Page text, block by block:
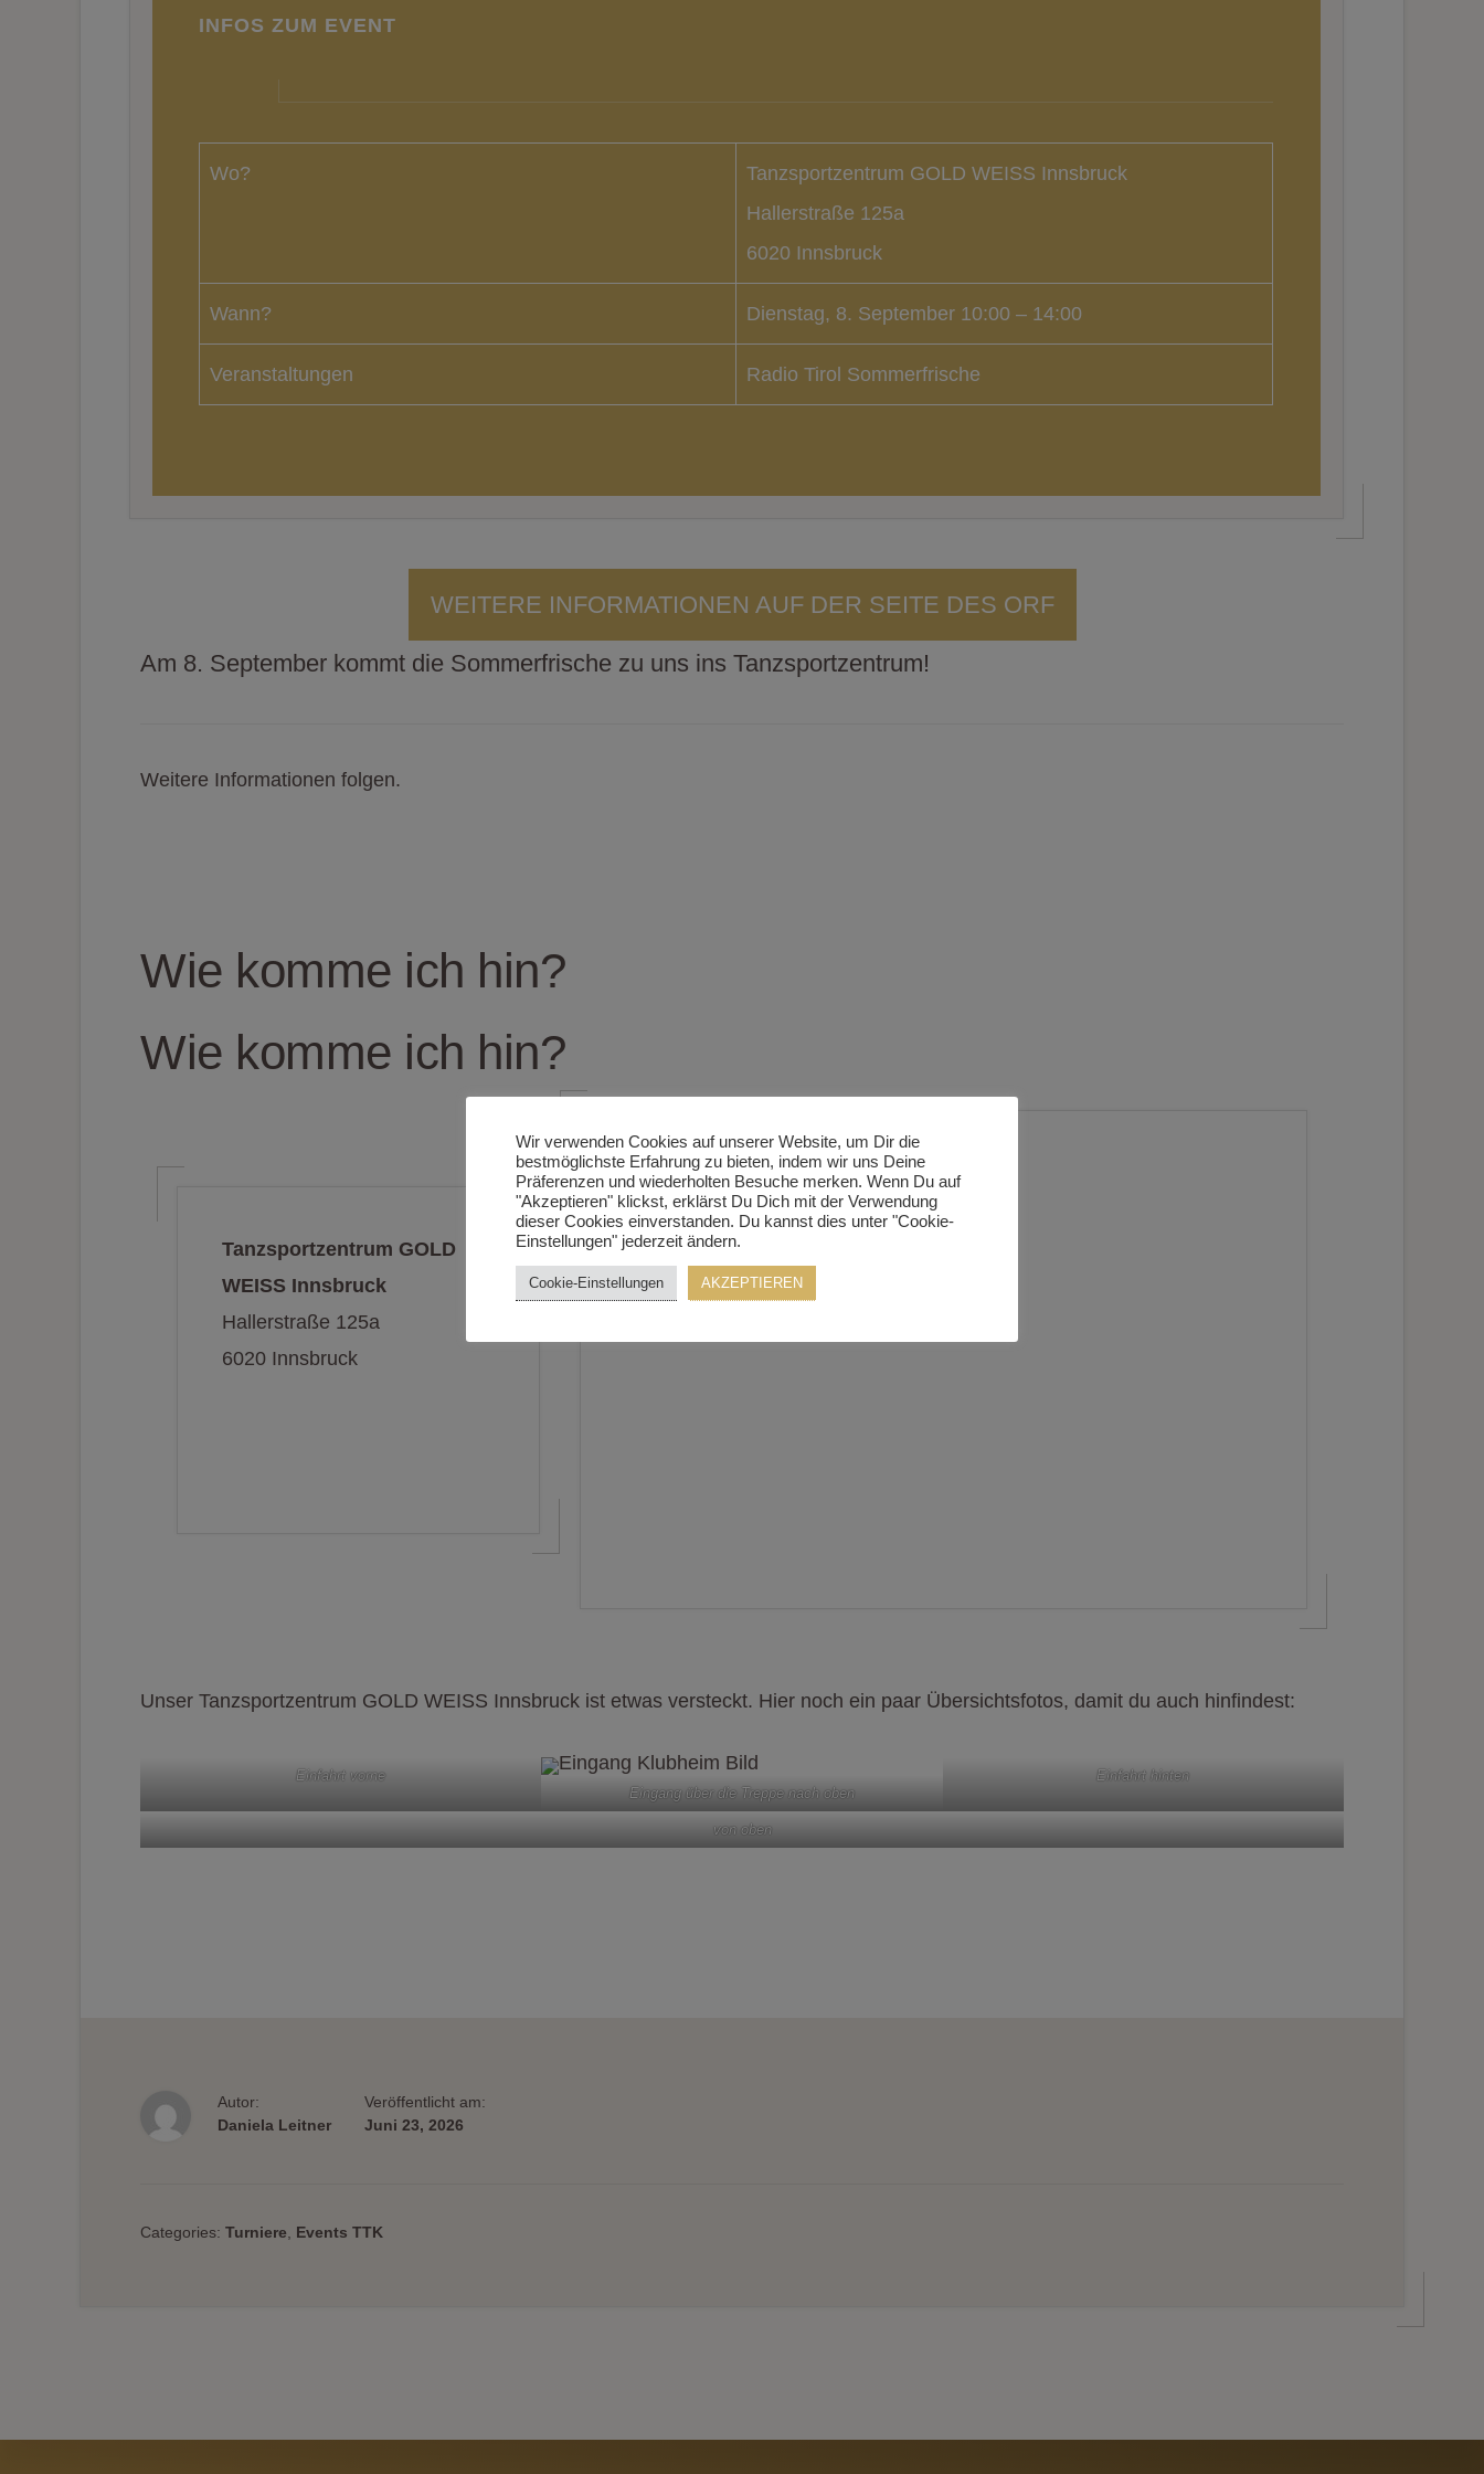
INFOS ZUM EVENT
Wo?
Tanzsportzentrum GOLD WEISS Innsbruck
Hallerstraße 125a
6020 Innsbruck
Wann? Dienstag, 8. September 10:00 – 14:00
Veranstaltungen Radio Tirol Sommerfrische
WEITERE INFORMATIONEN AUF DER SEITE DES ORF
Am 8. September kommt die Sommerfrische zu uns ins Tanzsportzentrum!
Weitere Informationen folgen.
Wie komme ich hin?
Wie komme ich hin?
Tanzsportzentrum GOLD
WEISS Innsbruck
Hallerstraße 125a
6020 Innsbruck
Unser Tanzsportzentrum GOLD WEISS Innsbruck ist etwas versteckt. Hier noch ein paar Übersichtsfotos, damit du auch hinfindest:
Einfahrt vorne
Eingang über die Treppe nach oben
Einfahrt hinten
von oben
Autor:
Daniela Leitner
Veröffentlicht am:
Juni 23, 2026
Categories: Turniere Events TTK
Wir verwenden Cookies auf unserer Website, um Dir die
bestmöglichste Erfahrung zu bieten, indem wir uns Deine
Präferenzen und wiederholten Besuche merken. Wenn Du auf
"Akzeptieren" klickst, erklärst Du Dich mit der Verwendung
dieser Cookies einverstanden. Du kannst dies unter "Cookie-
Einstellungen" jederzeit ändern.
Cookie-Einstellungen AKZEPTIEREN